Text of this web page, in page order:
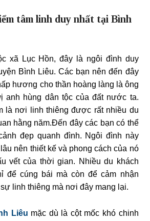
tâm linh duy nhất tại Bình
xã Lục Hồn, đây là ngôi đình duy
Bình Liêu. Các bạn nên đến đây
hương cho thần hoàng làng là ông
anh hùng dân tộc của đất nước ta.
là nơi linh thiêng được rất nhiều du
hằng năm.Đến đây các bạn có thể
đẹp quanh đình. Ngôi đình này
nên thiết kế và phong cách của nó
vết của thời gian. Nhiều du khách
để cúng bái mà còn để cảm nhận
linh thiêng mà nơi đây mang lại.
Liêu mặc dù là cột mốc khó chinh